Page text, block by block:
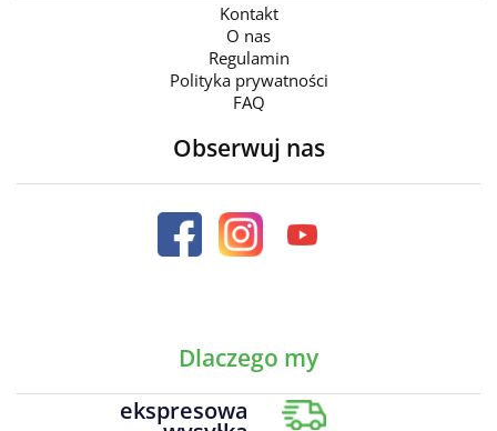
Kontakt
O nas
Regulamin
Polityka prywatności
FAQ
Obserwuj nas
Dlaczego my
ekspresowa